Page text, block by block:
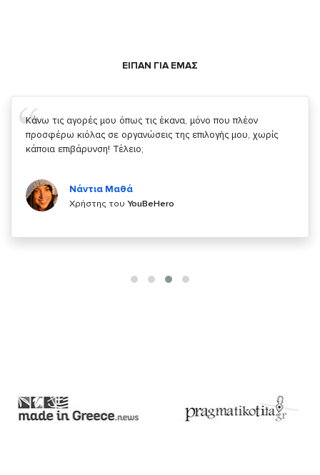
ΕΙΠΑΝ ΓΙΑ ΕΜΑΣ
Σας ευχαριστώ που μας δίνετε την δυνατότητα να κάνουμε
κάτι!
Χρήστης τουYouBeHero